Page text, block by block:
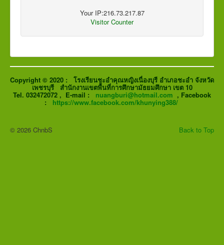
Your IP:216.73.217.87
Visitor Counter
Copyright © 2020 : โรงเรียนชะอำคุณหญิงเนื่องบุรี อำเภอชะอำ จังหวัด
เพชรบุรี สำนักงานเขตพื้นที่การศึกษามัธยมศึกษา เขต 10
Tel. 032472072 , E-mail : nuangburi@hotmail.com , Facebook
: https://www.facebook.com/khunying388/
Back to Top
© 2026 ChnbS